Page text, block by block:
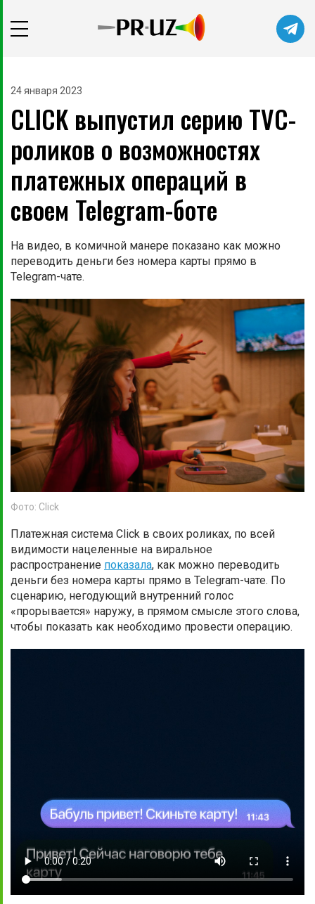
Не сейчас Подписаться
24 января 2023
CLICK выпустил серию TVC-
роликов о возможностях
платежных операций в
своем Telegram-боте
На видео, в комичной манере показано как можно
переводить деньги без номера карты прямо в
Telegram-чате.
Фото: Click
Платежная система Click в своих роликах, по всей
видимости нацеленные на виральное
распространение показала, как можно переводить
деньги без номера карты прямо в Telegram-чате. По
сценарию, негодующий внутренний голос
«прорывается» наружу, в прямом смысле этого слова,
чтобы показать как необходимо провести операцию.